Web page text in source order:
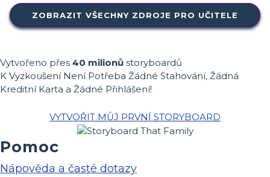
ZOBRAZIT VŠECHNY ZDROJE PRO UČITELE
Vytvořeno přes 40 milionů storyboardů
K Vyzkoušení Není Potřeba Žádné Stahování, Žádná
Kreditní Karta a Žádné Přihlášení!
VYTVOŘIT MŮJ PRVNÍ STORYBOARD
Pomoc
Nápověda a časté dotazy